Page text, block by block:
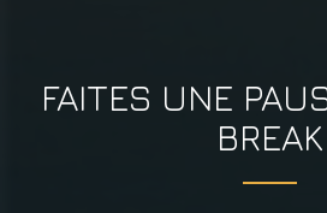
FAITES UNE
BREAK